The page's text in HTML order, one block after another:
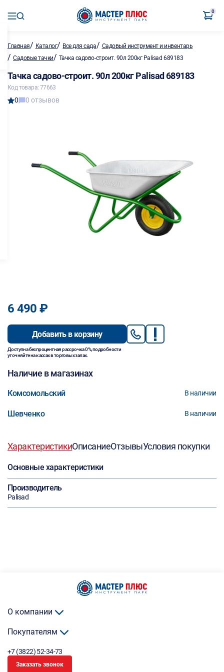
0
Главная/ Каталог/ Все для сада/ Садовый инструмент и инвентарь
/ Садовые тачки/ Тачка садово-строит. 90л 200кг Palisad 689183
Тачка садово-строит. 90л 200кг Palisad 689183
Код товара: 77663
0 0 отзывов
6 490 ₽
Добавить в корзину
Доступна беспроцентная рассрочка 0%, подробности
уточняйте на кассах в торговых залах.
Наличие в магазинах
Комсомольский В наличии
Шевченко В наличии
ХарактеристикиОписаниеОтзывыУсловия покупки
Основные характеристики
Производитель
Palisad
О компании
Покупателям
+7 (3822) 52-34-73
Заказать звонок